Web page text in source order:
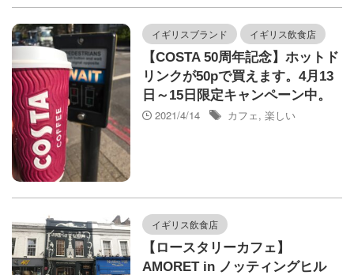
イギリスブランド イギリス飲食店
【COSTA 50周年記念】ホットド
リンクが50pで買えます。4月13
日～15日限定キャンペーン中。
2021/4/14
カフェ, 楽しい
イギリス飲食店
【ロースタリーカフェ】
AMORET in ノッティングヒル